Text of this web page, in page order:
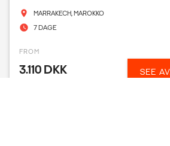
MARRAKECH, MAROKKO
7 DAGE
FROM
3.110 DKK SEE